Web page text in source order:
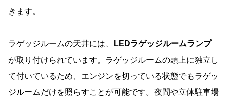
きます。
ラゲッジルームの天井には、
LEDラゲッジルームランプ
が取り付けられています。ラゲッジルームの頭上に独立し
て付いているため、エンジンを切っている状態でもラゲッ
ジルームだけを照らすことが可能です。夜間や立体駐車場